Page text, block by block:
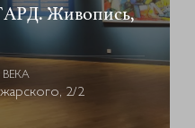
Живопись,
2/2